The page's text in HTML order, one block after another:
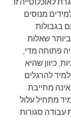
מנוסים
בגבולות
שאלות
פתוחה מדי,
כיוון שהיא
להרגלים
אינה מחייבת
מתחיל עלול
עבודה סגורות